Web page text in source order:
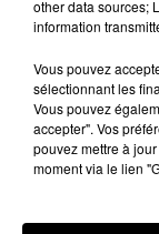
100%
24 décembre
L'AGENDA
other data sources;
information
Vous pouvez
sélectionnant les
Vous pouvez
accepter". Vos
pouvez mettre à
moment via le lien